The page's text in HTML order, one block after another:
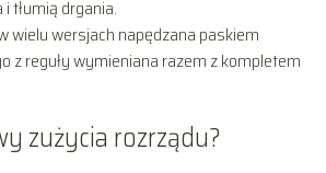
i tłumią drgania.
wielu wersjach napędzana paskiem
z reguły wymieniana razem z kompletem
zużycia rozrządu?